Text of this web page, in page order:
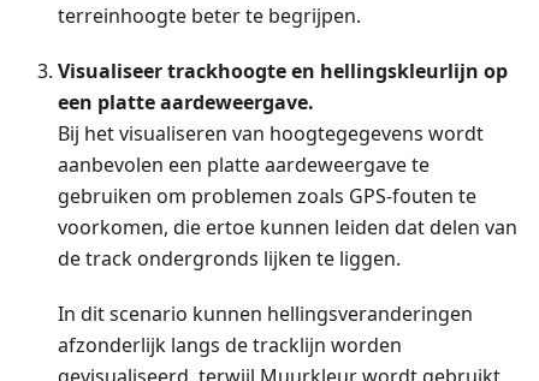
terreinhoogte beter te begrijpen.
Visualiseer trackhoogte en hellingskleurlijn op
een platte aardeweergave.
Bij het visualiseren van hoogtegegevens wordt
aanbevolen een platte aardeweergave te
gebruiken om problemen zoals GPS-fouten te
voorkomen, die ertoe kunnen leiden dat delen van
de track ondergronds lijken te liggen.
In dit scenario kunnen hellingsveranderingen
afzonderlijk langs de tracklijn worden